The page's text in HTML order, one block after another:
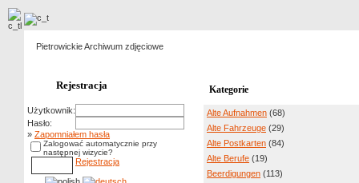
Pietrowickie Archiwum zdjęciowe
Rejestracja
Użytkownik:
Hasło:
» Zapomniałem hasła
Zalogować automatycznie przy
następnej wizycie?
Rejestracja
Kategorie
Alte Aufnahmen (68)
Alte Fahrzeuge (29)
Alte Postkarten (84)
Alte Berufe (19)
Beerdigungen (113)